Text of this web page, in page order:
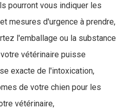
pourront vous indiquer les
mesures d'urgence à prendre,
l'emballage ou la substance
vétérinaire puisse
exacte de l'intoxication,
de votre chien pour les
vétérinaire,